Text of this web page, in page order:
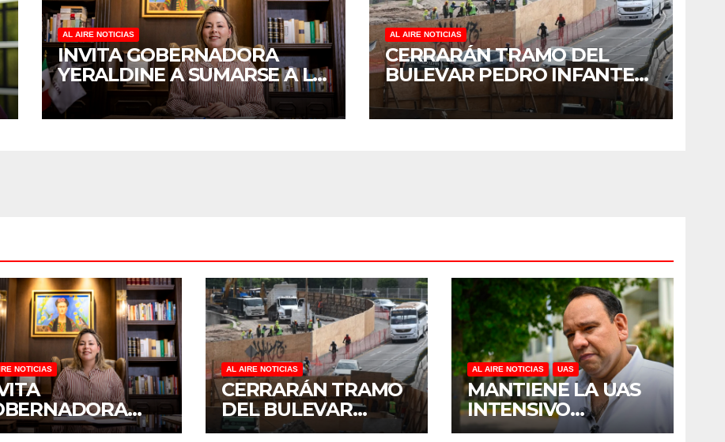
AL AIRE NOTICIAS
INVITA GOBERNADORA
YERALDINE A SUMARSE A LA
JORNADA NACIONAL DE
REFORESTACIÓN;
AL AIRE NOTICIAS
CERRARÁN TRAMO DEL
BULEVAR PEDRO INFANTE
PARA ACELERAR OBRAS
ANTES DEL REGRESO A
NOTICIAS
A
AL AIRE NOTICIAS
CERRARÁN TRAMO
DEL BULEVAR
PEDRO INFANTE
AL AIRE NOTICIAS UAS
MANTIENE LA UAS
INTENSIVO
PROGRAMA DE